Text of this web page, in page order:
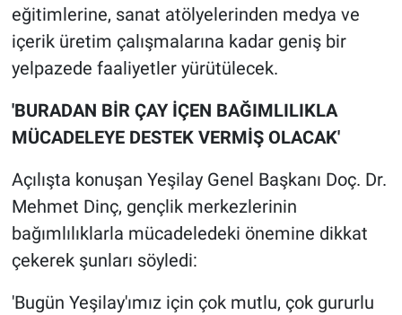
eğitimlerine, sanat atölyelerinden medya ve
içerik üretim çalışmalarına kadar geniş bir
yelpazede faaliyetler yürütülecek.
'BURADAN BİR ÇAY İÇEN BAĞIMLILIKLA
MÜCADELEYE DESTEK VERMİŞ OLACAK'
Açılışta konuşan Yeşilay Genel Başkanı Doç. Dr.
Mehmet Dinç, gençlik merkezlerinin
bağımlılıklarla mücadeledeki önemine dikkat
çekerek şunları söyledi:
'Bugün Yeşilay'ımız için çok mutlu, çok gururlu